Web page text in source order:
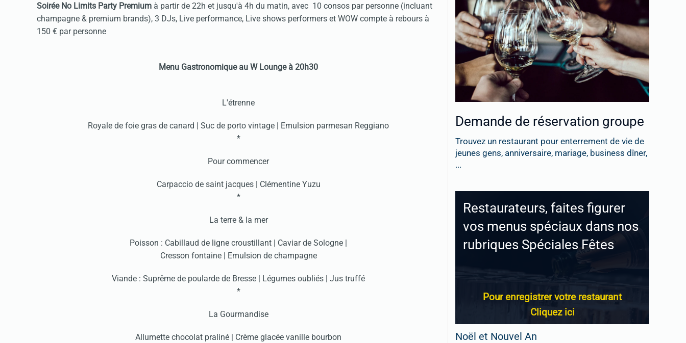
Soirée No Limits Party Premium à partir de 22h et jusqu'à 4h du matin, avec 10 consos par personne (incluant
champagne & premium brands), 3 DJs, Live performance, Live shows performers et WOW compte à rebours à
150 € par personne
Menu Gastronomique au W Lounge à 20h30
L'étrenne
Royale de foie gras de canard | Suc de porto vintage | Emulsion parmesan Reggiano
*
Pour commencer
Carpaccio de saint jacques | Clémentine Yuzu
*
La terre & la mer
Poisson : Cabillaud de ligne croustillant | Caviar de Sologne |
Cresson fontaine | Emulsion de champagne
Viande : Suprême de poularde de Bresse | Légumes oubliés | Jus truffé
*
La Gourmandise
Allumette chocolat praliné | Crème glacée vanille bourbon
Demande de réservation groupe
Trouvez un restaurant pour enterrement de vie de
jeunes gens, anniversaire, mariage, business dîner,
...
Restaurateurs, faites figurer
vos menus spéciaux dans nos
rubriques Spéciales Fêtes
Pour enregistrer votre restaurant
Cliquez ici
Noël et Nouvel An